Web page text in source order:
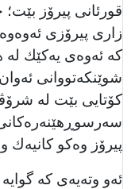
قورئانی پیرۆز
زاری پیرۆزی
كە ئەوەی یەكێك لە
شوێنكەتووانی
کۆتایی بێت لە
سەرسوڕهێنەرەكانی
پیرۆز وەكو
ئەو وتەيەى كە